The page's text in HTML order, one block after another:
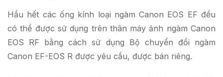
Hầu hết các ống kính loại ngàm Canon EOS EF đều
có thể được sử dụng trên thân máy ảnh ngàm Canon
EOS RF bằng cách sử dụng Bộ chuyển đổi ngàm
Canon EF-EOS R được yêu cầu, được bán riêng.